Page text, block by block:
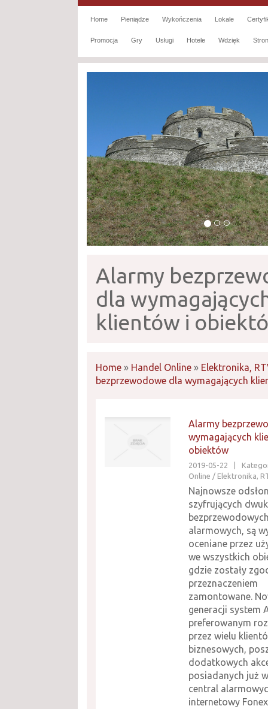
Home Pieniądze Wykończenia Lokale
Promocja Gry Usługi Hotele Wdzięk
Alarmy
dla
klientów i
Home » Handel Online » Elektronika,
bezprzewodowe dla wymagających
Alarmy
wymagających
obiektów
2019-05-22
Online / Elektronika,
Najnowsze
szyfrujących
alarmowych, są
oceniane przez
we wszystkich
gdzie zostały
przeznaczeniem
zamontowane.
generacji system
preferowanym
przez wielu
biznesowych,
dodatkowych
posiadanych już
central
internetowy